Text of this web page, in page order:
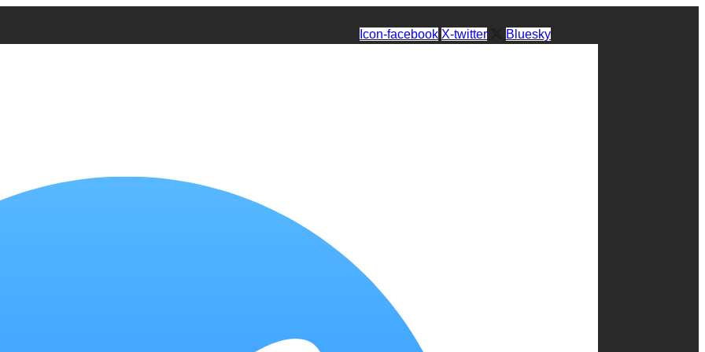
Icon-facebook X-twitter Bluesky